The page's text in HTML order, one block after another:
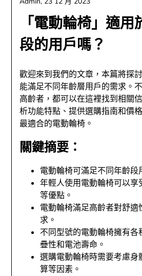
「電動輪椅」適
段的用戶嗎？
歡迎來到我們的文章，本篇將探
能滿足不同年齡層用戶的需求。
高齡者，都可以在這裡找到相關
析功能特點、提供選購指南和價
最適合的電動輪椅。
關鍵摘要：
電動輪椅可滿足不同年齡段
年輕人使用電動輪椅可以享
等優點。
電動輪椅滿足高齡者對舒適
求。
不同型號的電動輪椅擁有各
疊性和電池壽命。
選購電動輪椅時需要考慮身
算等因素。